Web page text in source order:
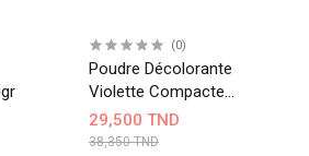
(0)
Poudre Décolorante
Violette Compacte
Blondesse INEBRYA
29,500 TND
38,350 TND